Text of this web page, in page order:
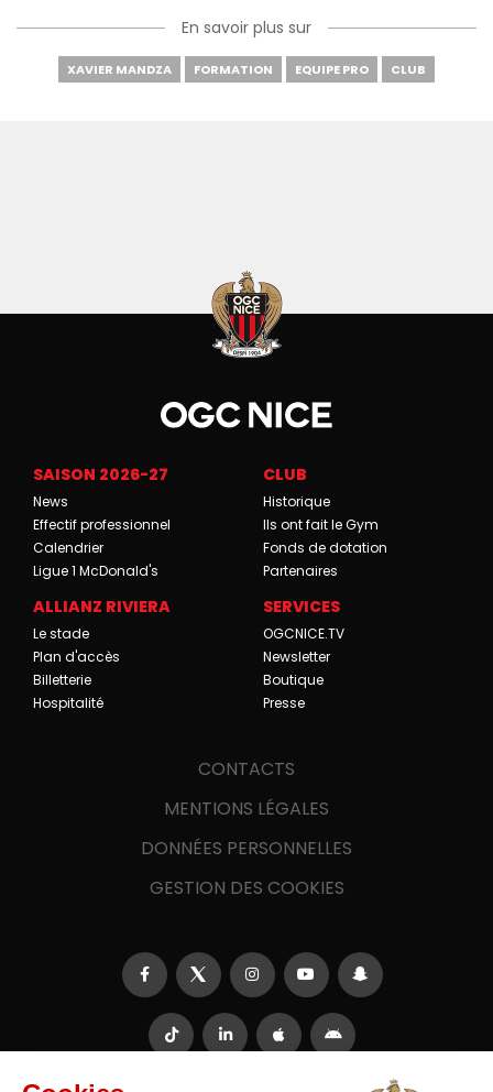
En savoir plus sur
XAVIER MANDZA FORMATION EQUIPE PRO CLUB
SAISON 2026-27
News
Effectif professionnel
Calendrier
Ligue 1 McDonald's
CLUB
Historique
Ils ont fait le Gym
Fonds de dotation
Partenaires
ALLIANZ RIVIERA
Le stade
Plan d'accès
Billetterie
Hospitalité
SERVICES
OGCNICE.TV
Newsletter
Boutique
Presse
CONTACTS
MENTIONS LÉGALES
DONNÉES PERSONNELLES
GESTION DES COOKIES